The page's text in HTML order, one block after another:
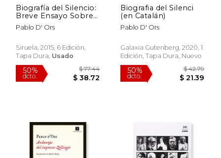
50%
dcto.
$ 50.56
$ 25.28
50%
dcto. $
Biografía del Silencio:
Breve Ensayo Sobre
Meditación
Pablo D' Ors
Siruela, 2015, 6 Edición,
Tapa Dura, Usado
Biografia del Silenci
(en Catalán)
Pablo D' Ors
Galaxia Gutenberg, 2020, 1
Edición, Tapa Dura, Nuevo